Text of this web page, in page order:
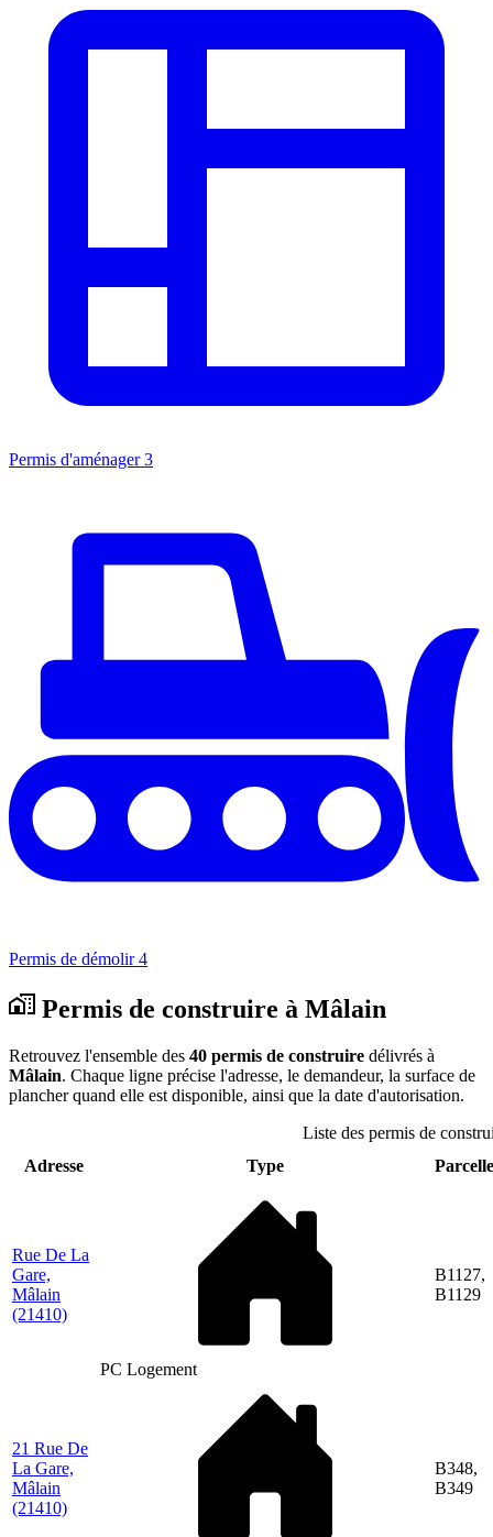
Permis d'aménager 3
Permis de démolir 4
Permis de construire à Mâlain
Retrouvez l'ensemble des 40 permis de construire délivrés à
Mâlain. Chaque ligne précise l'adresse, le demandeur, la surface de
plancher quand elle est disponible, ainsi que la date d'autorisation.
Liste des permis de
Adresse
Type
Rue De La
Gare,
Mâlain
(21410)
PC Logement
B1127,
B1129
21 Rue De
La Gare,
Mâlain
(21410)
B348,
B349